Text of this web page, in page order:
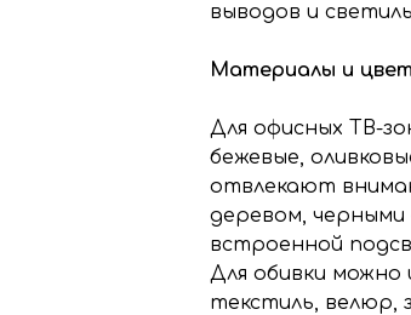
выводов и
Материалы и цвет
Для офисных ТВ-
бежевые,
отвлекают
деревом,
встроенной
Для обивки можно
текстиль, велюр,